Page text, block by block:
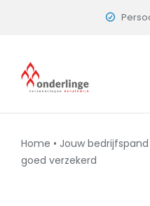
Home • Jouw
goed verzekerd